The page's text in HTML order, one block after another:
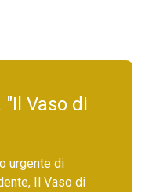
Vaso di
urgente di
Il Vaso di